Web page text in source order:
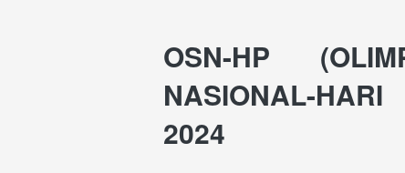
OSN-HP
NASIONAL-
2024